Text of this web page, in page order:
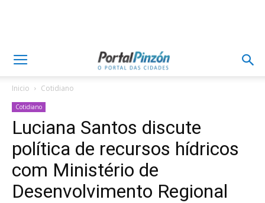
Inicio Cotidiano
Cotidiano
Luciana Santos discute
política de recursos hídricos
com Ministério de
Desenvolvimento Regional